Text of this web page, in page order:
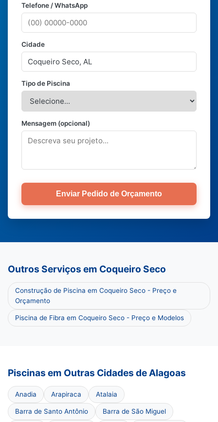
Telefone / WhatsApp
Cidade
Tipo de Piscina
Mensagem (opcional)
Enviar Pedido de Orçamento
Outros Serviços em Coqueiro Seco
Construção de Piscina em Coqueiro Seco - Preço e
Orçamento
Piscina de Fibra em Coqueiro Seco - Preço e Modelos
Piscinas em Outras Cidades de Alagoas
Anadia Arapiraca Atalaia
Barra de Santo Antônio Barra de São Miguel